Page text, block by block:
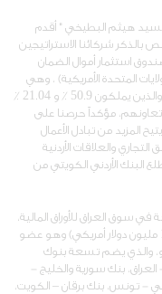
السيد هيثم البطيخي " أقدم
شركائنا الاستراتيجين
استثمار أموال الضمان
المتحدة الأمريكية) ، وهي
شركة تابعة لشركة فيرفاكس فاينانشال هولدنغز والذين يملكون 50.9 ٪ و 21.04 ٪
وتعاونهم، مؤكداً حرصنا على
المزيد من تبادل الأعمال
والعلاقات الأردنية
البنك الأردني الكويتي من
العراق للأوراق المالية،
برأسمال مدفوع 250 مليار دينار عراقي (ما يعادل 170 مليون دولار أمريكي) وهو عضو
والذي يضم تسعة بنوك
بنك سورية والخليج -
- تونس، بنك برقان – الكويت،